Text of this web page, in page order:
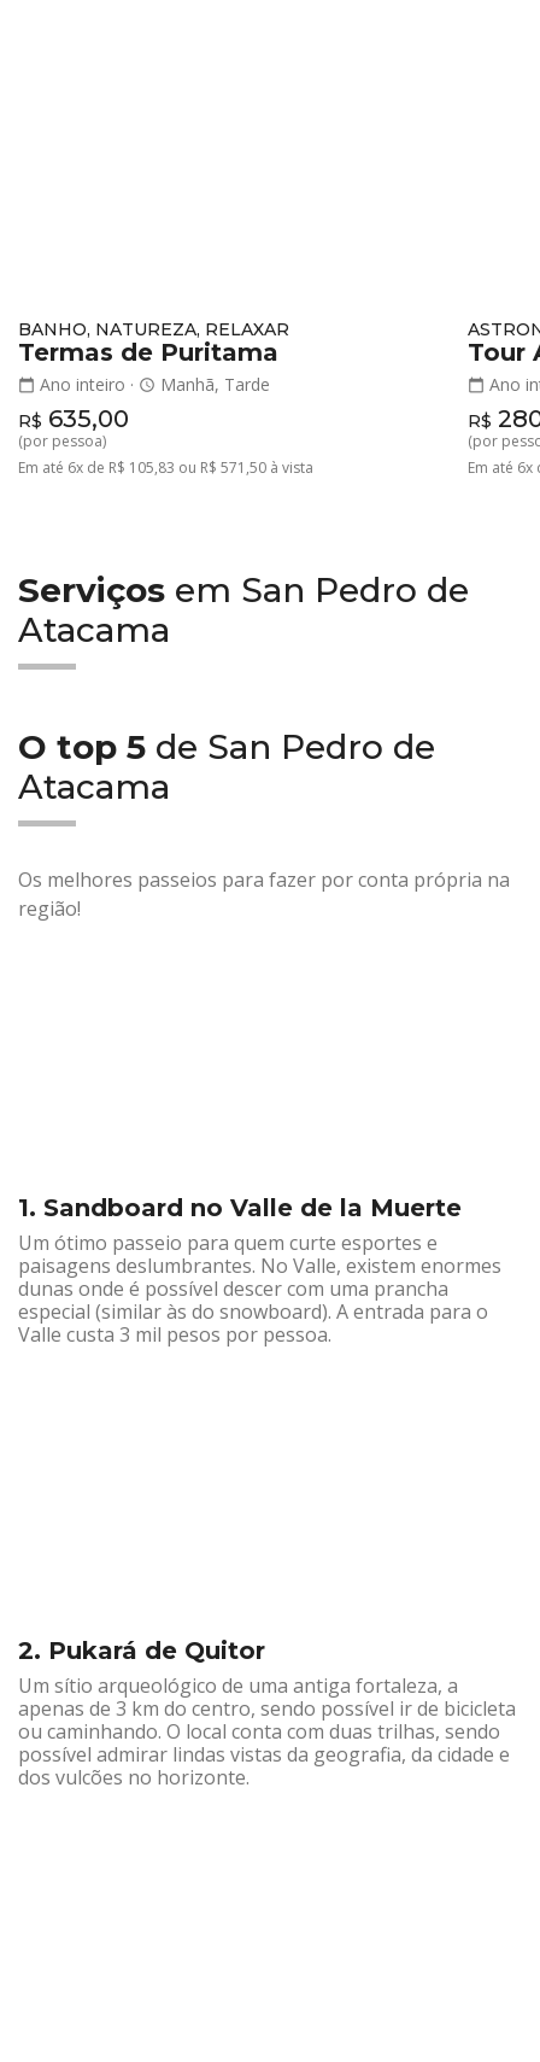
BANHO, NATUREZA, RELAXAR
Termas de Puritama
calendar_today Ano inteiro · schedule Manhã, Tarde
R$ 635,00
(por pessoa)
Em até 6x de R$ 105,83 ou R$ 571,50 à vista
Tour
calendar_today Ano
R$
(por
Em até 6x
Serviços em San Pedro de
Atacama
O top 5 de San Pedro de
Atacama
Os melhores passeios para fazer por conta própria na
região!
1. Sandboard no Valle de la Muerte
Um ótimo passeio para quem curte esportes e
paisagens deslumbrantes. No Valle, existem enormes
dunas onde é possível descer com uma prancha
especial (similar às do snowboard). A entrada para o
Valle custa 3 mil pesos por pessoa.
2. Pukará de Quitor
Um sítio arqueológico de uma antiga fortaleza, a
apenas de 3 km do centro, sendo possível ir de bicicleta
ou caminhando. O local conta com duas trilhas, sendo
possível admirar lindas vistas da geografia, da cidade e
dos vulcões no horizonte.